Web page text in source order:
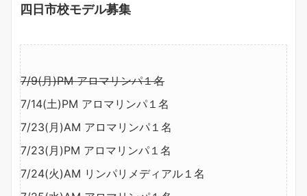
四日市校モデル募集
7/9(月)PM アロマリンパ１名
7/14(土)PM アロマリンパ１名
7/23(月)AM アロマリンパ１名
7/23(月)PM アロマリンパ１名
7/24(火)AM リンパリメディアル１名